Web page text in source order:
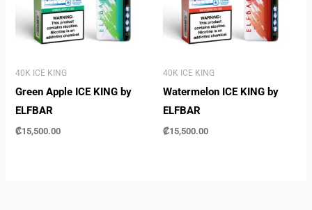
40K ICE KING
Green Apple ICE KING by
ELFBAR
₡15,500.00
40K ICE KING
Watermelon ICE KING by
ELFBAR
₡15,500.00